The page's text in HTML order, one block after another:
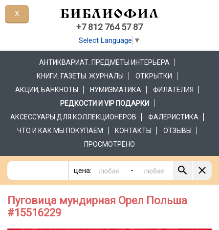
+7 812 764 57 87
Select Language ▼
АНТИКВАРИАТ. ПРЕДМЕТЫ ИНТЕРЬЕРА
КНИГИ. ГАЗЕТЫ. ЖУРНАЛЫ
ОТКРЫТКИ
АКЦИИ, БАНКНОТЫ
НУМИЗМАТИКА
ФИЛАТЕЛИЯ
РЕДКОСТИ И VIP ПОДАРКИ
АКСЕССУАРЫ ДЛЯ КОЛЛЕКЦИОНЕРОВ
ФАЛЕРИСТИКА
ЧТО И КАК МЫ ПОКУПАЕМ
КОНТАКТЫ
ОТЗЫВЫ
ПРОСМОТРЕНО
цена: -
Пуговица мундирная Орел Польша
#15516229
X